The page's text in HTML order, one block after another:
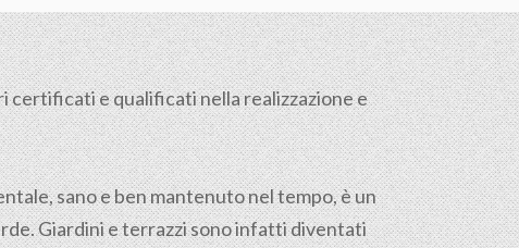
certificati e qualificati nella realizzazione e
sano e ben mantenuto nel tempo, è un
Giardini e terrazzi sono infatti diventati